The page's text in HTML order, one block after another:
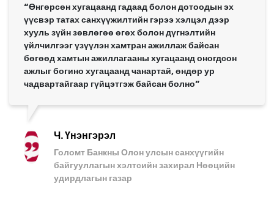
“Өнгөрсөн хугацаанд гадаад болон дотоодын эх
үүсвэр татах санхүүжилтийн гэрээ хэлцэл дээр
хууль зүйн зөвлөгөө өгөх болон дүгнэлтийн
үйлчилгээг үзүүлэн хамтран ажиллаж байсан
бөгөөд хамтын ажиллагааны хугацаанд оногдсон
ажлыг богино хугацаанд чанартай, өндөр ур
чадвартайгаар гүйцэтгэж байсан болно”
Ч. Үнэнгэрэл
Голомт Банкны Олон улсын санхүүгийн
байгууллагын хэлтсийн захирал Нөөцийн
удирдлагын газар